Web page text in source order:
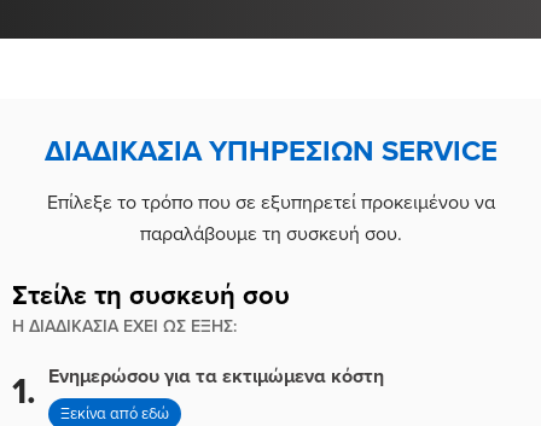
ΔΙΑΔΙΚΑΣΙΑ ΥΠΗΡΕΣΙΩΝ SERVICE
Επίλεξε το τρόπο που σε εξυπηρετεί προκειμένου να
παραλάβουμε τη συσκευή σου.
Στείλε τη συσκευή σου
Η ΔΙΑΔΙΚΑΣΙΑ ΕΧΕΙ ΩΣ ΕΞΗΣ:
1. Ενημερώσου για τα εκτιμώμενα κόστη
Ξεκίνα από εδώ